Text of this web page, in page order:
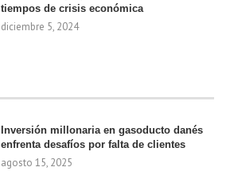
tiempos de crisis económica
diciembre 5, 2024
Inversión millonaria en gasoducto danés
enfrenta desafíos por falta de clientes
agosto 15, 2025